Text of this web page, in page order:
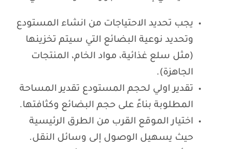
يجب تحديد الاحتياجات من انشاء المستودع
وتحديد نوعية البضائع التي سيتم تخزينها
(مثل سلع غذائية، مواد الخام، المنتجات
الجاهزة).
تقدير اولي لحجم المستودع تقدير المساحة
المطلوبة بناءً على حجم البضائع وكثافتها.
اختيار الموقع القرب من الطرق الرئيسية
حيث يسهيل الوصول إلى وسائل النقل.